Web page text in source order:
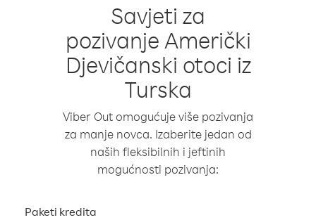
Savjeti za
pozivanje Američki
Djevičanski otoci iz
Turska
Viber Out omogućuje više pozivanja
za manje novca. Izaberite jedan od
naših fleksibilnih i jeftinih
mogućnosti pozivanja:
Paketi kredita